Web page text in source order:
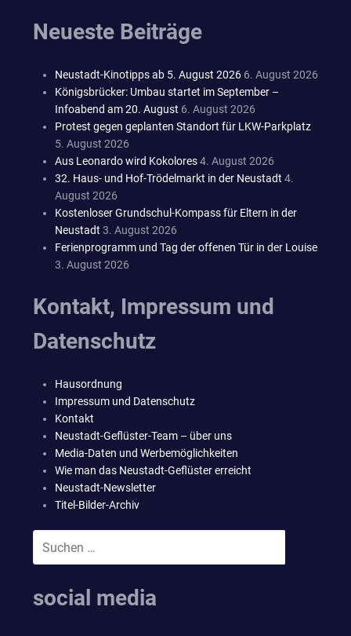
Neueste Beiträge
Neustadt-Kinotipps ab 5. August 2026 6. August 2026
Königsbrücker: Umbau startet im September –
Infoabend am 20. August 6. August 2026
Protest gegen geplanten Standort für LKW-Parkplatz
5. August 2026
Aus Leonardo wird Kokolores4. August 2026
32. Haus- und Hof-Trödelmarkt in der Neustadt 4.
August 2026
Kostenloser Grundschul-Kompass für Eltern in der
Neustadt 3. August 2026
Ferienprogramm und Tag der offenen Tür in der Louise
3. August 2026
Kontakt, Impressum und
Datenschutz
Hausordnung
Impressum und Datenschutz
Kontakt
Neustadt-Geflüster-Team – über uns
Media-Daten und Werbemöglichkeiten
Wie man das Neustadt-Geflüster erreicht
Neustadt-Newsletter
Titel-Bilder-Archiv
nach:
social media